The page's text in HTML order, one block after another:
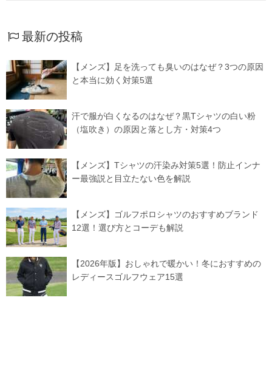
最新の投稿
【メンズ】足を洗っても臭いのはなぜ？3つの原因
と本当に効く対策5選
汗で服が白くなるのはなぜ？黒Tシャツの白い粉
（塩吹き）の原因と落とし方・対策4つ
【メンズ】Tシャツの汗染み対策5選！防止インナ
ー最強説と目立たない色を解説
【メンズ】ゴルフポロシャツのおすすめブランド
12選！選び方とコーデも解説
【2026年版】おしゃれで暖かい！冬におすすめの
レディースゴルフウェア15選